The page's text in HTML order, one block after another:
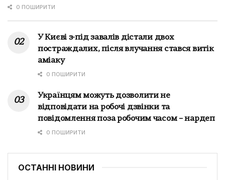
0 ПОШИРИТИ
У Києві з-під завалів дістали двох
постраждалих, після влучання стався витік
аміаку
0 ПОШИРИТИ
Українцям можуть дозволити не
відповідати на робочі дзвінки та
повідомлення поза робочим часом – нардеп
0 ПОШИРИТИ
ОСТАННІ НОВИНИ